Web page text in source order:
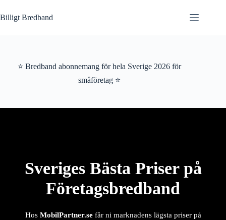
till
innehåll
Billigt Bredband
⭐ Bredband abonnemang för hela Sverige 2026 för
småföretag ⭐
Sveriges Bästa Priser på
Företagsbredband
Hos MobilPartner.sefår ni marknadens lägsta priser på